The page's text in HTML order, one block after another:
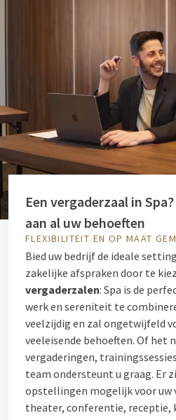
Een vergaderzaal in
aan al uw behoeften
FLEXIBILITEIT EN OP MAAT
Bied uw bedrijf de ideale
zakelijke afspraken door te
vergaderzalen: Spa is de
werk en sereniteit te
veelzijdig en zal ongetwijfeld
veeleisende behoeften. Of het
vergaderingen,
team ondersteunt u graag. Er
opstellingen mogelijk voor uw
theater, conferentie, receptie,